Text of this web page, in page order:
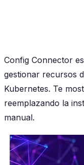
Config Connector
gestionar recursos
Kubernetes. Te
reemplazando la
manual.